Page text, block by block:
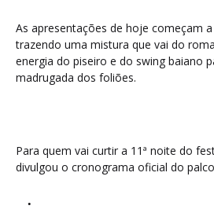
As apresentações de hoje começam
trazendo uma mistura que vai do
energia do piseiro e do swing baiano
madrugada dos foliões.
Para quem vai curtir a 11ª noite do
divulgou o cronograma oficial do